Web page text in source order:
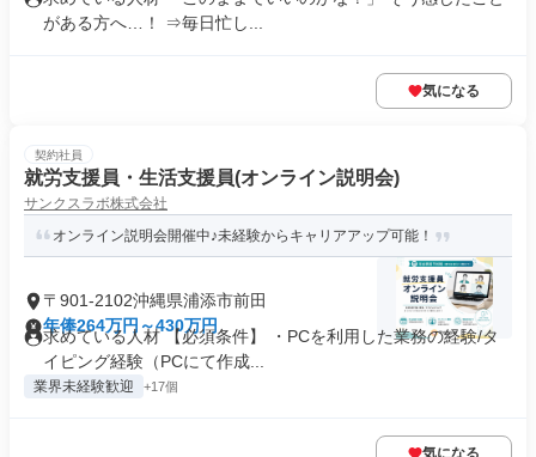
がある方へ…！ ⇒毎日忙し...
気になる
契約社員
就労支援員・生活支援員(オンライン説明会)
サンクスラボ株式会社
オンライン説明会開催中♪未経験からキャリアアップ可能！
〒901-2102沖縄県浦添市前田
年俸264万円～430万円
求めている人材 【必須条件】 ・PCを利用した業務の経験/タ
イピング経験（PCにて作成...
業界未経験歓迎 +17個
気になる